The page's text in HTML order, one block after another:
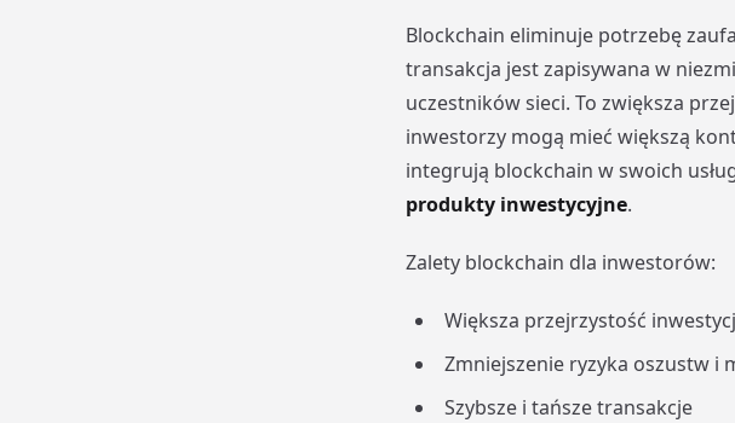
Blockchain eliminuje potrzebę
transakcja jest zapisywana w
uczestników sieci. To zwiększa
inwestorzy mogą mieć większą
integrują blockchain w swoich
produkty inwestycyjne.
Zalety blockchain dla inwestorów:
Większa przejrzystość
Zmniejszenie ryzyka oszustw i
Szybsze i tańsze transakcje